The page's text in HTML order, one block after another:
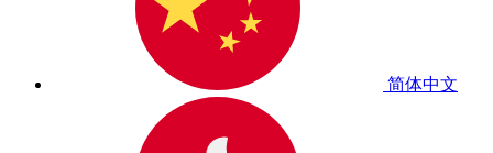
简体中文